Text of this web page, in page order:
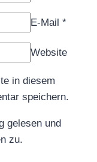
E-Mail *
Website
in diesem
speichern.
gelesen und
zu.